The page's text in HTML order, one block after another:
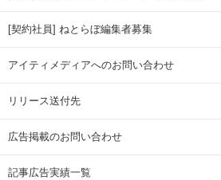
[契約社員] ねとらぼ編集者募集
アイティメディアへのお問い合わせ
リリース送付先
広告掲載のお問い合わせ
記事広告実績一覧